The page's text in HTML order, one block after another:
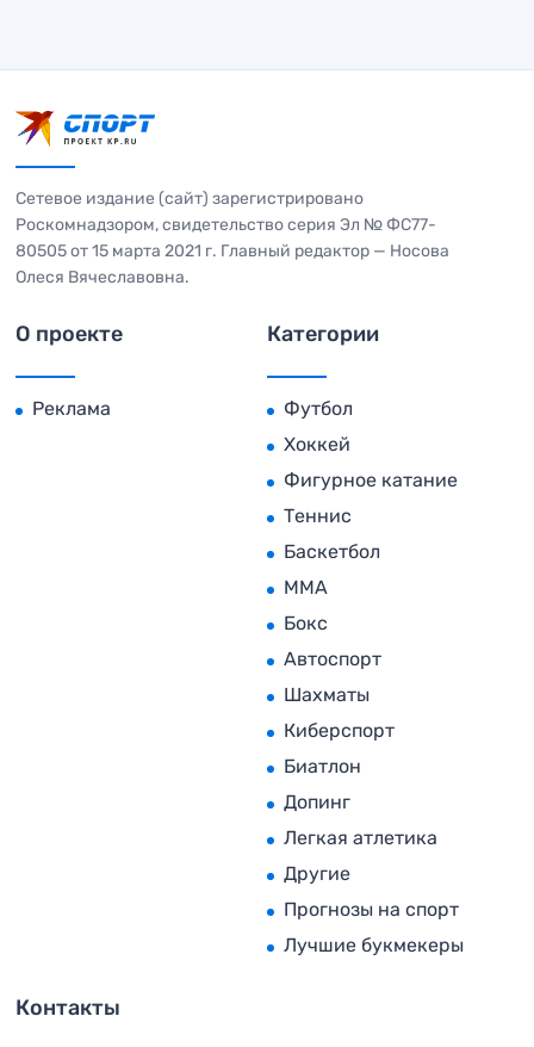
Сетевое издание (сайт) зарегистрировано
Роскомнадзором, свидетельство серия Эл № ФС77-
80505 от 15 марта 2021 г. Главный редактор — Носова
Олеся Вячеславовна.
О проекте
Реклама
Категории
Футбол
Хоккей
Фигурное катание
Теннис
Баскетбол
MMA
Бокс
Автоспорт
Шахматы
Киберспорт
Биатлон
Допинг
Легкая атлетика
Другие
Прогнозы на спорт
Лучшие букмекеры
Контакты